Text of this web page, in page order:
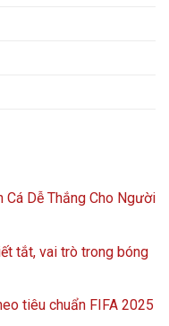
Cá Dễ Thắng Cho Người
tắt, vai trò trong bóng
tiêu chuẩn FIFA 2025